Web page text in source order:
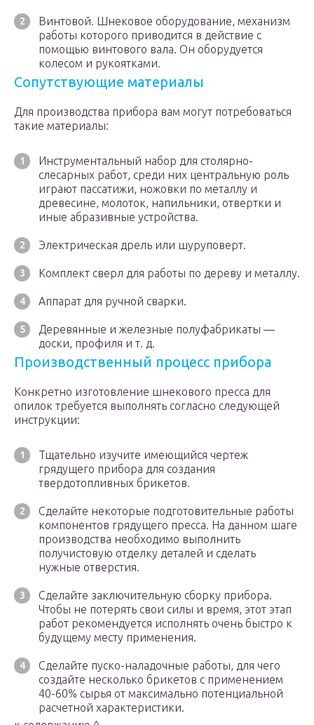
Винтовой. Шнековое оборудование, механизм
работы которого приводится в действие с
помощью винтового вала. Он оборудуется
колесом и рукоятками.
Сопутствующие материалы
Для производства прибора вам могут потребоваться
такие материалы:
Инструментальный набор для столярно-
слесарных работ, среди них центральную роль
играют пассатижи, ножовки по металлу и
древесине, молоток, напильники, отвертки и
иные абразивные устройства.
Электрическая дрель или шуруповерт.
Комплект сверл для работы по дереву и металлу.
Аппарат для ручной сварки.
Деревянные и железные полуфабрикаты —
доски, профиля и т. д.
Производственный процесс прибора
Конкретно изготовление шнекового пресса для
опилок требуется выполнять согласно следующей
инструкции:
Тщательно изучите имеющийся чертеж
грядущего прибора для создания
твердотопливных брикетов.
Сделайте некоторые подготовительные работы
компонентов грядущего пресса. На данном шаге
производства необходимо выполнить
получистовую отделку деталей и сделать
нужные отверстия.
Сделайте заключительную сборку прибора.
Чтобы не потерять свои силы и время, этот этап
работ рекомендуется исполнять очень быстро к
будущему месту применения.
Сделайте пуско-наладочные работы, для чего
создайте несколько брикетов с применением
40-60% сырья от максимально потенциальной
расчетной характеристики.